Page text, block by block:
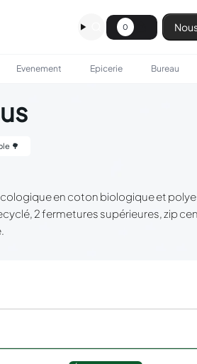
0
Evenement Epicerie Bureau
🌳
en coton biologique et
2 fermetures supérieures, zip